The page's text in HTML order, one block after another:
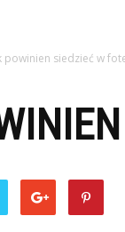
powinien siedzieć w